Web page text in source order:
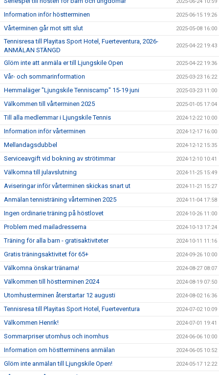
Information inför höstterminen 2025-06-15 19:26
Vårterminen går mot sitt slut 2025-05-08 16:00
Tennisresa till Playitas Sport Hotel, Fuerteventura, 2026-
ANMÄLAN STÄNGD
2025-04-22 19:43
Glöm inte att anmäla er till Ljungskile Open 2025-04-22 19:36
Vår- och sommarinformation 2025-03-23 16:22
Hemmaläger "Ljungskile Tenniscamp" 15-19 juni 2025-03-23 11:00
Välkommen till vårterminen 2025 2025-01-05 17:04
Till alla medlemmar i Ljungskile Tennis 2024-12-22 10:00
Information inför vårterminen 2024-12-17 16:00
Mellandagsdubbel 2024-12-12 15:35
Serviceavgift vid bokning av strötimmar 2024-12-10 10:41
Välkomna till julavslutning 2024-11-25 15:49
Aviseringar inför vårterminen skickas snart ut 2024-11-21 15:27
Anmälan tennisträning vårterminen 2025 2024-11-04 17:58
Ingen ordinarie träning på höstlovet 2024-10-26 11:00
Problem med mailadresserna 2024-10-13 17:24
Träning för alla barn - gratisaktiviteter 2024-10-11 11:16
Gratis träningsaktivitet för 65+ 2024-09-26 10:00
Välkomna önskar tränarna! 2024-08-27 08:07
Välkommen till höstterminen 2024 2024-08-19 07:50
Utomhusterminen återstartar 12 augusti 2024-08-02 16:36
Tennisresa till Playitas Sport Hotel, Fuerteventura 2024-07-02 10:09
Välkommen Henrik! 2024-07-01 19:41
Sommarpriser utomhus och inomhus 2024-06-06 10:00
Information om höstterminens anmälan 2024-06-05 10:52
Glöm inte anmälan till Ljungskile Open! 2024-05-17 12:22